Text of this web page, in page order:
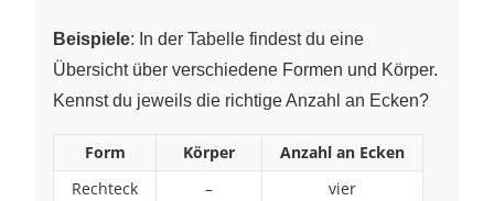
Beispiele: In der Tabelle findest du eine
Übersicht über verschiedene Formen und Körper.
Kennst du jeweils die richtige Anzahl an Ecken?
Form Körper
Anzahl an Ecken
Rechteck
–
vier